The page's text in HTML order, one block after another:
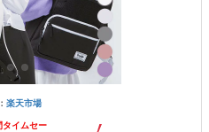
楽天市場
タイムセー